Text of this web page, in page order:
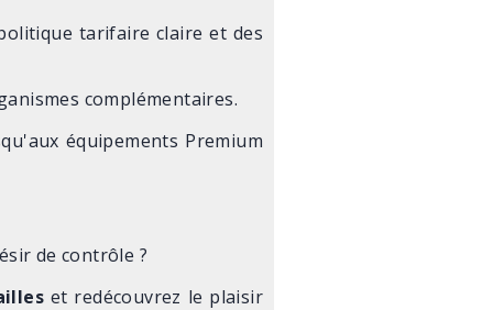
tarifaire claire et des
complémentaires.
équipements Premium
de contrôle ?
et redécouvrez le plaisir